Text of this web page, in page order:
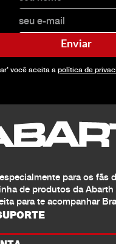
Enviar
você aceita a política de
para os fãs
de produtos da Abarth
para te acompanhar